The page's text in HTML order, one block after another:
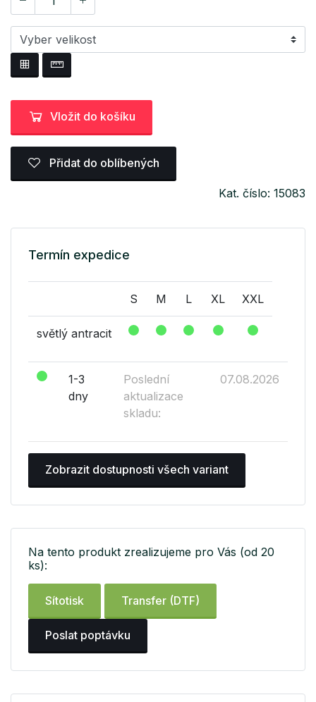
Vložit do košíku
Přidat do oblíbených
Kat. číslo: 15083
Termín expedice
S M L XL XXL
světlý antracit
1-3
dny
Poslední
aktualizace
skladu:
07.08.2026
Zobrazit dostupnosti všech variant
Na tento produkt zrealizujeme pro Vás (od 20
ks):
Sítotisk Transfer (DTF)
Poslat poptávku